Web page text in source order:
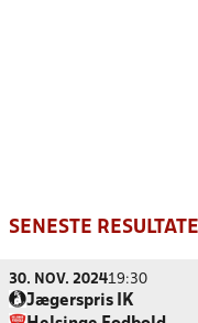
SENESTE
30. NOV. 202419:30
Jægerspris IK